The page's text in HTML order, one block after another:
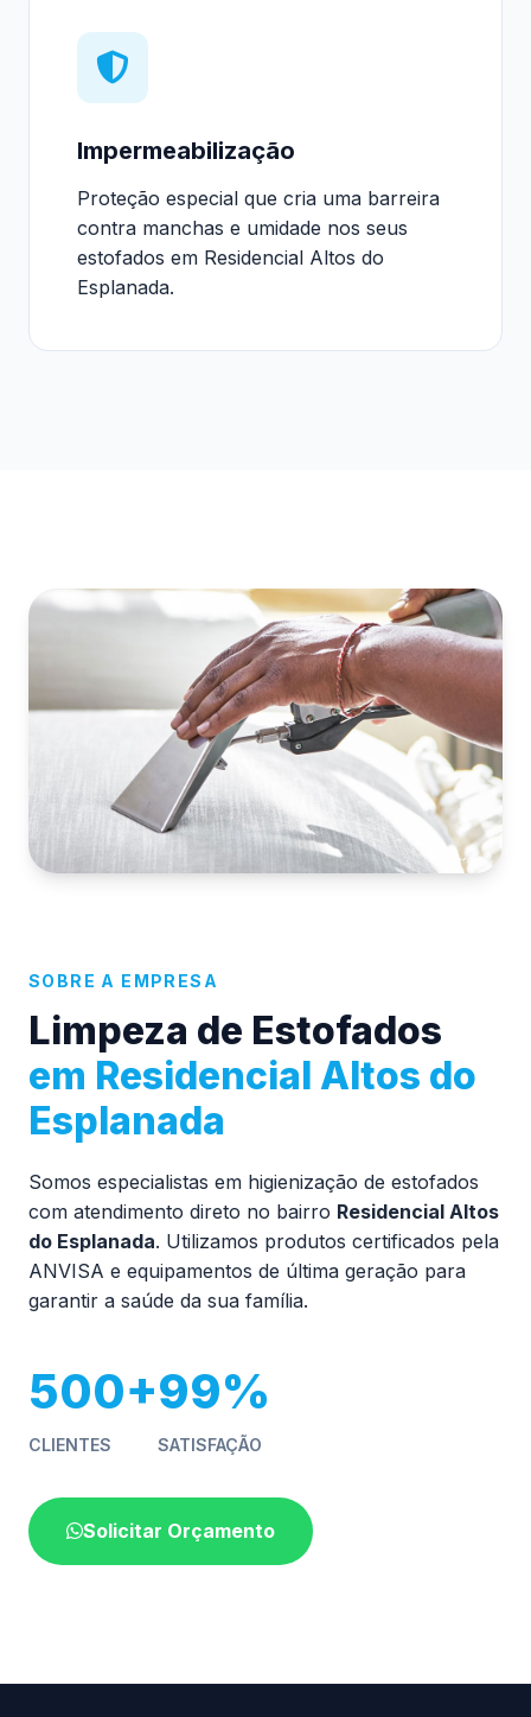
Impermeabilização
Proteção especial que cria uma barreira
contra manchas e umidade nos seus
estofados em Residencial Altos do
Esplanada.
SOBRE A EMPRESA
Limpeza de Estofados
em Residencial Altos do
Esplanada
Somos especialistas em higienização de estofados
com atendimento direto no bairro Residencial Altos
do Esplanada. Utilizamos produtos certificados pela
ANVISA e equipamentos de última geração para
garantir a saúde da sua família.
500+
CLIENTES
99%
SATISFAÇÃO
Solicitar Orçamento